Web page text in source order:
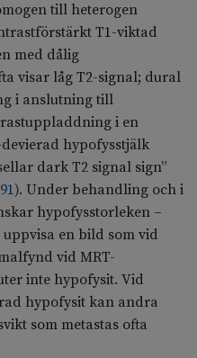
till heterogen
T1-viktad
med dålig
visar låg T2-signal; dural
i anslutning till
i en
hypofysstjälk
dark T2 signal sign”
). Under behandling och i
hypofysstorleken –
en bild som vid
vid MRT-
inte hypofysit. Vid
hypofysit kan andra
som metastas ofta